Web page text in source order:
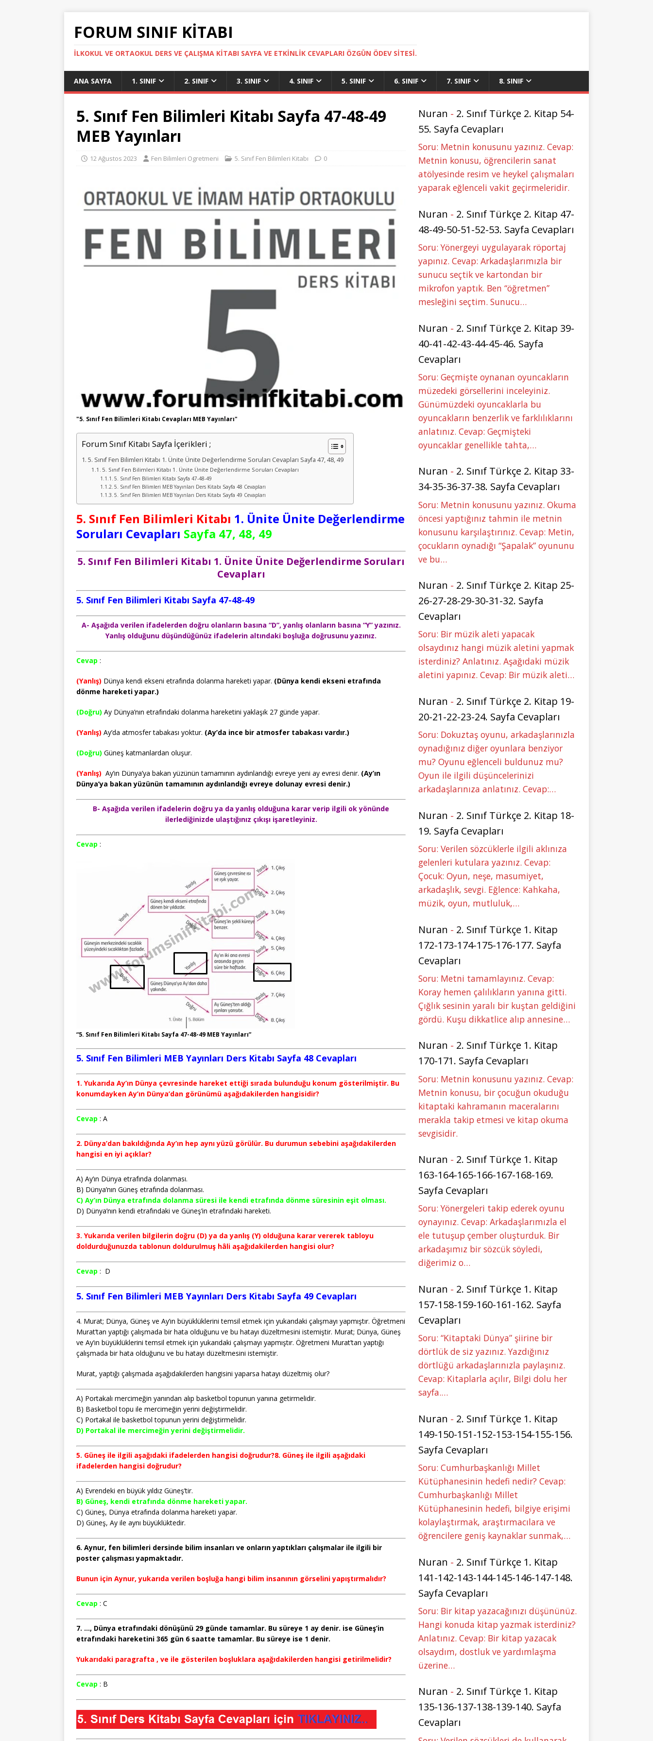
FORUM SINIF KITABI
İLKOKUL VE ORTAOKUL DERS VE ÇALIŞMA KITABI SAYFA VE ETKINLIK CEVAPLARI ÖZGÜN ÖDEV SITESI.
ANA SAYFA 1. SINIF 2. SINIF 3. SINIF 4. SINIF 5. SINIF 6. SINIF 7. SINIF 8. SINIF
5. Sınıf Fen Bilimleri Kitabı Sayfa 47-48-49
MEB Yayınları
12 Ağustos 2023 Fen Bilimleri Ogretmeni 5. Sınıf Fen Bilimleri Kitabı 0
"5. Sınıf Fen Bilimleri Kitabı Cevapları MEB Yayınları"
Forum Sınıf Kitabı Sayfa İçerikleri ;
5. Sınıf Fen Bilimleri Kitabı 1. Ünite Ünite Değerlendirme Soruları Cevapları Sayfa 47, 48, 49
5. Sınıf Fen Bilimleri Kitabı 1. Ünite Ünite Değerlendirme Soruları Cevapları
5. Sınıf Fen Bilimleri Kitabı Sayfa 47-48-49
5. Sınıf Fen Bilimleri MEB Yayınları Ders Kitabı Sayfa 48 Cevapları
5. Sınıf Fen Bilimleri MEB Yayınları Ders Kitabı Sayfa 49 Cevapları
5. Sınıf Fen Bilimleri Kitabı 1. Ünite Ünite Değerlendirme
Soruları Cevapları Sayfa 47, 48, 49
5. Sınıf Fen Bilimleri Kitabı 1. Ünite Ünite Değerlendirme Soruları
Cevapları
5. Sınıf Fen Bilimleri Kitabı Sayfa 47-48-49
A- Aşağıda verilen ifadelerden doğru olanların basına “D”, yanlış olanların basına “Y” yazınız.
Yanlış olduğunu düşündüğünüz ifadelerin altındaki boşluğa doğrusunu yazınız.
Cevap :
(Yanlış) Dünya kendi ekseni etrafında dolanma hareketi yapar. (Dünya kendi ekseni etrafında
dönme hareketi yapar.)
(Doğru) Ay Dünya’nın etrafındaki dolanma hareketini yaklaşık 27 günde yapar.
(Yanlış) Ay’da atmosfer tabakası yoktur. (Ay’da ince bir atmosfer tabakası vardır.)
(Doğru) Güneş katmanlardan oluşur.
(Yanlış) Ay’ın Dünya’ya bakan yüzünün tamamının aydınlandığı evreye yeni ay evresi denir. (Ay’ın
Dünya’ya bakan yüzünün tamamının aydınlandığı evreye dolunay evresi denir.)
B- Aşağıda verilen ifadelerin doğru ya da yanlış olduğuna karar verip ilgili ok yönünde
ilerlediğinizde ulaştığınız çıkışı işaretleyiniz.
Cevap :
“5. Sınıf Fen Bilimleri Kitabı Sayfa 47-48-49 MEB Yayınları”
5. Sınıf Fen Bilimleri MEB Yayınları Ders Kitabı Sayfa 48 Cevapları
1. Yukarıda Ay’ın Dünya çevresinde hareket ettiği sırada bulunduğu konum gösterilmiştir. Bu
konumdayken Ay’ın Dünya’dan görünümü aşağıdakilerden hangisidir?
Cevap : A
2. Dünya’dan bakıldığında Ay’ın hep aynı yüzü görülür. Bu durumun sebebini aşağıdakilerden
hangisi en iyi açıklar?
A) Ay’ın Dünya etrafında dolanması.
B) Dünya’nın Güneş etrafında dolanması.
C) Ay’ın Dünya etrafında dolanma süresi ile kendi etrafında dönme süresinin eşit olması.
D) Dünya’nın kendi etrafındaki ve Güneş’in etrafındaki hareketi.
3. Yukarıda verilen bilgilerin doğru (D) ya da yanlış (Y) olduğuna karar vererek tabloyu
doldurduğunuzda tablonun doldurulmuş hâli aşağıdakilerden hangisi olur?
Cevap : D
5. Sınıf Fen Bilimleri MEB Yayınları Ders Kitabı Sayfa 49 Cevapları
4. Murat; Dünya, Güneş ve Ay’ın büyüklüklerini temsil etmek için yukarıdaki çalışmayı yapmıştır. Öğretmeni
Murat’tan yaptığı çalışmada bir hata olduğunu ve bu hatayı düzeltmesini istemiştir. Murat; Dünya, Güneş
ve Ay’ın büyüklüklerini temsil etmek için yukarıdaki çalışmayı yapmıştır. Öğretmeni Murat’tan yaptığı
çalışmada bir hata olduğunu ve bu hatayı düzeltmesini istemiştir.
Murat, yaptığı çalışmada aşağıdakilerden hangisini yaparsa hatayı düzeltmiş olur?
A) Portakalı mercimeğin yanından alıp basketbol topunun yanına getirmelidir.
B) Basketbol topu ile mercimeğin yerini değiştirmelidir.
C) Portakal ile basketbol topunun yerini değiştirmelidir.
D) Portakal ile mercimeğin yerini değiştirmelidir.
5. Güneş ile ilgili aşağıdaki ifadelerden hangisi doğrudur?8. Güneş ile ilgili aşağıdaki
ifadelerden hangisi doğrudur?
A) Evrendeki en büyük yıldız Güneş’tir.
B) Güneş, kendi etrafında dönme hareketi yapar.
C) Güneş, Dünya etrafında dolanma hareketi yapar.
D) Güneş, Ay ile aynı büyüklüktedir.
6. Aynur, fen bilimleri dersinde bilim insanları ve onların yaptıkları çalışmalar ile ilgili bir
poster çalışması yapmaktadır.
Bunun için Aynur, yukarıda verilen boşluğa hangi bilim insanının görselini yapıştırmalıdır?
Cevap : C
7. …, Dünya etrafındaki dönüşünü 29 günde tamamlar. Bu süreye 1 ay denir. ise Güneş’in
etrafındaki hareketini 365 gün 6 saatte tamamlar. Bu süreye ise 1 denir.
Yukarıdaki paragrafta , ve ile gösterilen boşluklara aşağıdakilerden hangisi getirilmelidir?
Cevap : B
Nuran - 2. Sınıf Türkçe 2. Kitap 54-
55. Sayfa Cevapları
Soru: Metnin konusunu yazınız. Cevap:
Metnin konusu, öğrencilerin sanat
atölyesinde resim ve heykel çalışmaları
yaparak eğlenceli vakit geçirmeleridir.
Nuran - 2. Sınıf Türkçe 2. Kitap 47-
48-49-50-51-52-53. Sayfa Cevapları
Soru: Yönergeyi uygulayarak röportaj
yapınız. Cevap: Arkadaşlarımızla bir
sunucu seçtik ve kartondan bir
mikrofon yaptık. Ben “öğretmen”
mesleğini seçtim. Sunucu…
Nuran - 2. Sınıf Türkçe 2. Kitap 39-
40-41-42-43-44-45-46. Sayfa
Cevapları
Soru: Geçmişte oynanan oyuncakların
müzedeki görsellerini inceleyiniz.
Günümüzdeki oyuncaklarla bu
oyuncakların benzerlik ve farklılıklarını
anlatınız. Cevap: Geçmişteki
oyuncaklar genellikle tahta,…
Nuran - 2. Sınıf Türkçe 2. Kitap 33-
34-35-36-37-38. Sayfa Cevapları
Soru: Metnin konusunu yazınız. Okuma
öncesi yaptığınız tahmin ile metnin
konusunu karşılaştırınız. Cevap: Metin,
çocukların oynadığı “Şapalak” oyununu
ve bu…
Nuran - 2. Sınıf Türkçe 2. Kitap 25-
26-27-28-29-30-31-32. Sayfa
Cevapları
Soru: Bir müzik aleti yapacak
olsaydınız hangi müzik aletini yapmak
isterdiniz? Anlatınız. Aşağıdaki müzik
aletini yapınız. Cevap: Bir müzik aleti…
Nuran - 2. Sınıf Türkçe 2. Kitap 19-
20-21-22-23-24. Sayfa Cevapları
Soru: Dokuztaş oyunu, arkadaşlarınızla
oynadığınız diğer oyunlara benziyor
mu? Oyunu eğlenceli buldunuz mu?
Oyun ile ilgili düşüncelerinizi
arkadaşlarınıza anlatınız. Cevap:…
Nuran - 2. Sınıf Türkçe 2. Kitap 18-
19. Sayfa Cevapları
Soru: Verilen sözcüklerle ilgili aklınıza
gelenleri kutulara yazınız. Cevap:
Çocuk: Oyun, neşe, masumiyet,
arkadaşlık, sevgi. Eğlence: Kahkaha,
müzik, oyun, mutluluk,…
Nuran - 2. Sınıf Türkçe 1. Kitap
172-173-174-175-176-177. Sayfa
Cevapları
Soru: Metni tamamlayınız. Cevap:
Koray hemen çalılıkların yanına gitti.
Çığlık sesinin yaralı bir kuştan geldiğini
gördü. Kuşu dikkatlice alıp annesine…
Nuran - 2. Sınıf Türkçe 1. Kitap
170-171. Sayfa Cevapları
Soru: Metnin konusunu yazınız. Cevap:
Metnin konusu, bir çocuğun okuduğu
kitaptaki kahramanın maceralarını
merakla takip etmesi ve kitap okuma
sevgisidir.
Nuran - 2. Sınıf Türkçe 1. Kitap
163-164-165-166-167-168-169.
Sayfa Cevapları
Soru: Yönergeleri takip ederek oyunu
oynayınız. Cevap: Arkadaşlarımızla el
ele tutuşup çember oluşturduk. Bir
arkadaşımız bir sözcük söyledi,
diğerimiz o…
Nuran - 2. Sınıf Türkçe 1. Kitap
157-158-159-160-161-162. Sayfa
Cevapları
Soru: “Kitaptaki Dünya” şiirine bir
dörtlük de siz yazınız. Yazdığınız
dörtlüğü arkadaşlarınızla paylaşınız.
Cevap: Kitaplarla açılır, Bilgi dolu her
sayfa.…
Nuran - 2. Sınıf Türkçe 1. Kitap
149-150-151-152-153-154-155-156.
Sayfa Cevapları
Soru: Cumhurbaşkanlığı Millet
Kütüphanesinin hedefi nedir? Cevap:
Cumhurbaşkanlığı Millet
Kütüphanesinin hedefi, bilgiye erişimi
kolaylaştırmak, araştırmacılara ve
öğrencilere geniş kaynaklar sunmak,…
Nuran - 2. Sınıf Türkçe 1. Kitap
141-142-143-144-145-146-147-148.
Sayfa Cevapları
Soru: Bir kitap yazacağınızı düşününüz.
Hangi konuda kitap yazmak isterdiniz?
Anlatınız. Cevap: Bir kitap yazacak
olsaydım, dostluk ve yardımlaşma
üzerine…
Nuran - 2. Sınıf Türkçe 1. Kitap
135-136-137-138-139-140. Sayfa
Cevapları